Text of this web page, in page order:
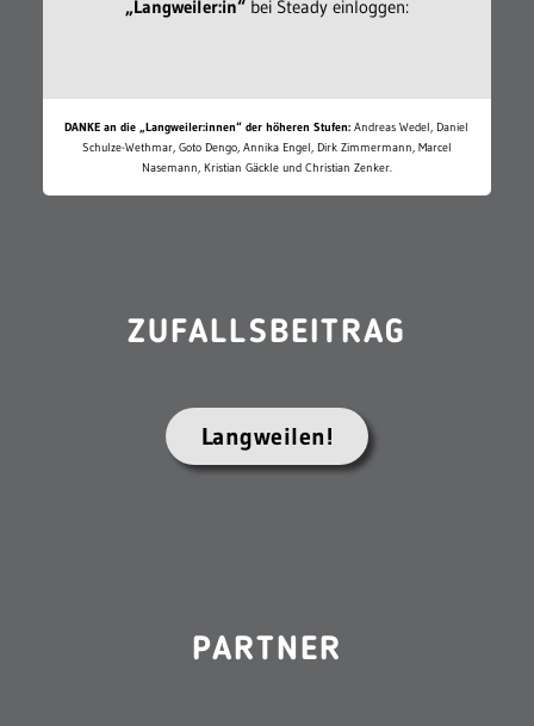
„Langweiler:in“bei Steady einloggen:
DANKE an die „Langweiler:innen“ der höheren Stufen: Andreas Wedel, Daniel
Schulze-Wethmar, Goto Dengo, Annika Engel, Dirk Zimmermann, Marcel
Nasemann, Kristian Gäckle und Christian Zenker.
ZUFALLSBEITRAG
Langweilen!
PARTNER